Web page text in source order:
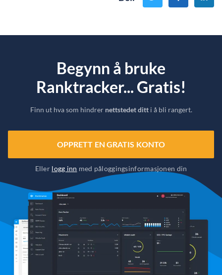
Begynn å bruke
Ranktracker... Gratis!
Finn ut hva som hindrer nettstedet ditti å bli rangert.
OPPRETT EN GRATIS KONTO
Eller logg inn med påloggingsinformasjonen din